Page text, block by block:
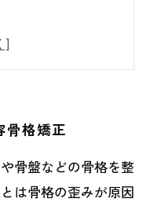
テの共演
だけじゃない
骨格矯正
骨盤などの骨格を整
は骨格の歪みが原因